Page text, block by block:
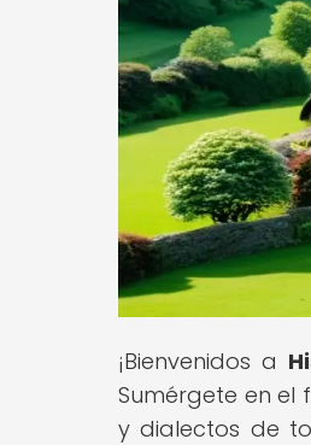
¡Bienvenidos a
Sumérgete en el
y dialectos de